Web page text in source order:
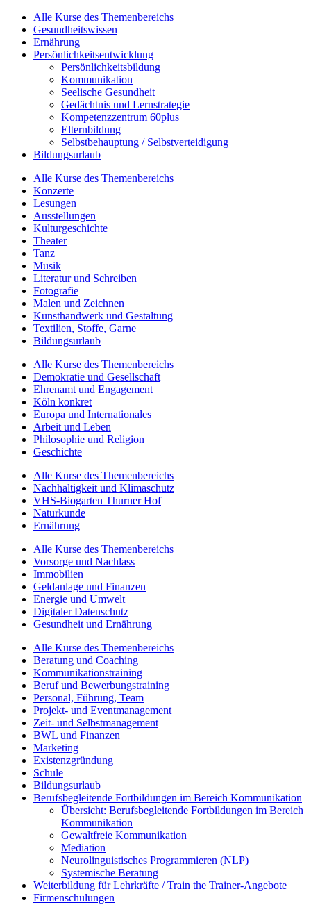
Alle Kurse des Themenbereichs
Gesundheitswissen
Ernährung
Persönlichkeitsentwicklung
Persönlichkeitsbildung
Kommunikation
Seelische Gesundheit
Gedächtnis und Lernstrategie
Kompetenzzentrum 60plus
Elternbildung
Selbstbehauptung / Selbstverteidigung
Bildungsurlaub
Alle Kurse des Themenbereichs
Konzerte
Lesungen
Ausstellungen
Kulturgeschichte
Theater
Tanz
Musik
Literatur und Schreiben
Fotografie
Malen und Zeichnen
Kunsthandwerk und Gestaltung
Textilien, Stoffe, Garne
Bildungsurlaub
Alle Kurse des Themenbereichs
Demokratie und Gesellschaft
Ehrenamt und Engagement
Köln konkret
Europa und Internationales
Arbeit und Leben
Philosophie und Religion
Geschichte
Alle Kurse des Themenbereichs
Nachhaltigkeit und Klimaschutz
VHS-Biogarten Thurner Hof
Naturkunde
Ernährung
Alle Kurse des Themenbereichs
Vorsorge und Nachlass
Immobilien
Geldanlage und Finanzen
Energie und Umwelt
Digitaler Datenschutz
Gesundheit und Ernährung
Alle Kurse des Themenbereichs
Beratung und Coaching
Kommunikationstraining
Beruf und Bewerbungstraining
Personal, Führung, Team
Projekt- und Eventmanagement
Zeit- und Selbstmanagement
BWL und Finanzen
Marketing
Existenzgründung
Schule
Bildungsurlaub
Berufsbegleitende Fortbildungen im Bereich Kommunikation
Übersicht: Berufsbegleitende Fortbildungen im Bereich
Kommunikation
Gewaltfreie Kommunikation
Mediation
Neurolinguistisches Programmieren (NLP)
Systemische Beratung
Weiterbildung für Lehrkräfte / Train the Trainer-Angebote
Firmenschulungen